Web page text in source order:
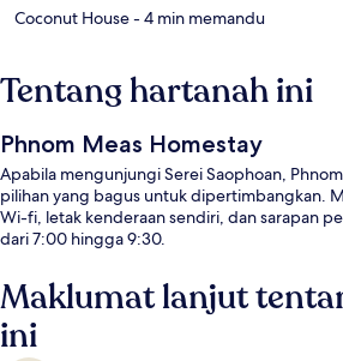
‪Coconut House - ‬4 min memandu
Tentang hartanah ini
Phnom Meas Homestay
Apabila mengunjungi Serei Saophoan,
pilihan yang bagus untuk dipertimbangkan.
Wi-fi, letak kenderaan sendiri, dan sarapan
dari 7:00 hingga 9:30.
Maklumat lanjut
ini